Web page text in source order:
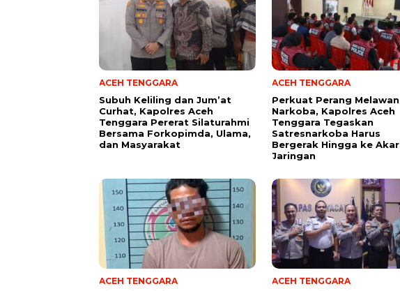
ACEH TENGGARA
Subuh Keliling dan Jum’at
Curhat, Kapolres Aceh
Tenggara Pererat Silaturahmi
Bersama Forkopimda, Ulama,
dan Masyarakat
ACEH TENGGARA
Perkuat Perang Melawan
Narkoba, Kapolres Aceh
Tenggara Tegaskan
Satresnarkoba Harus
Bergerak Hingga ke Akar
Jaringan
ACEH TENGGARA ACEH TENGGARA